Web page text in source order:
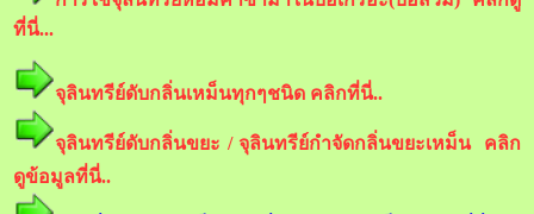
ที่นี่...
จุลินทรีย์ดับกลิ่นเหม็นทุกๆชนิด คลิกที่นี่..
จุลินทรีย์ดับกลิ่นขยะ / จุลินทรีย์กำจัดกลิ่นขยะเหม็น คลิก
ดูข้อมูลที่นี่..